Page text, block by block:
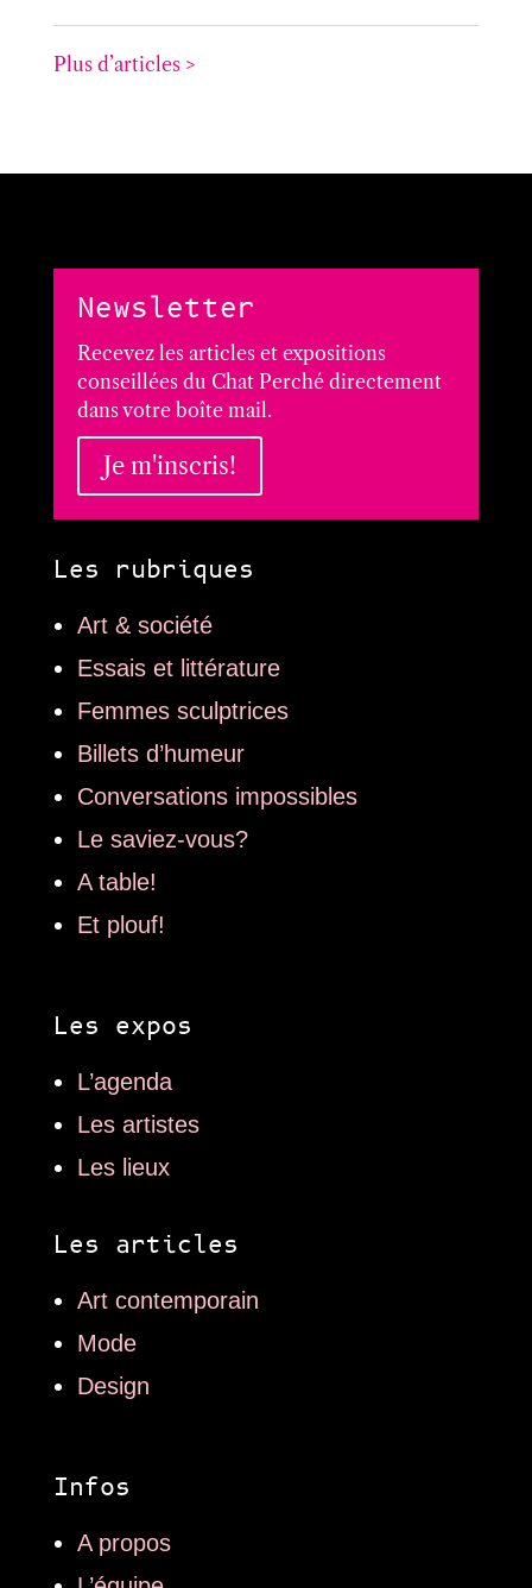
Plus d’articles >
Newsletter
Recevez les articles et expositions
conseillées du Chat Perché directement
dans votre boîte mail.
Je m'inscris!
Les rubriques
Art & société
Essais et littérature
Femmes sculptrices
Billets d’humeur
Conversations impossibles
Le saviez-vous?
A table!
Et plouf!
Les expos
L’agenda
Les artistes
Les lieux
Les articles
Art contemporain
Mode
Design
Infos
A propos